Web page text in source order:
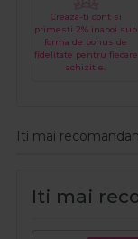
Creaza-ti cont si
primesti 2% inapoi sub
forma de bonus de
fidelitate pentru fiecare
achizitie.
Iti mai
Iti mai